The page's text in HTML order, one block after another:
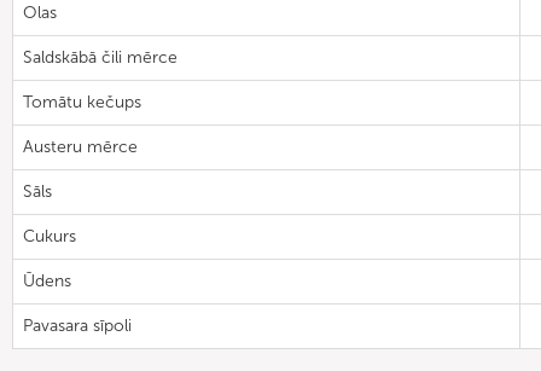
Olas
Saldskābā čili mērce
Tomātu kečups
Austeru mērce
Sāls
Cukurs
Ūdens
Pavasara sīpoli